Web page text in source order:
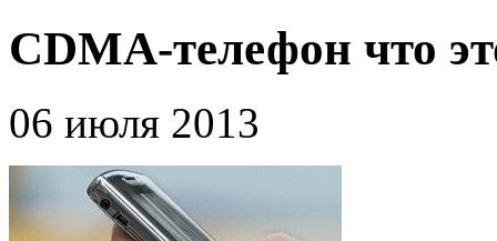
CDMA-телефон что
06 июля 2013